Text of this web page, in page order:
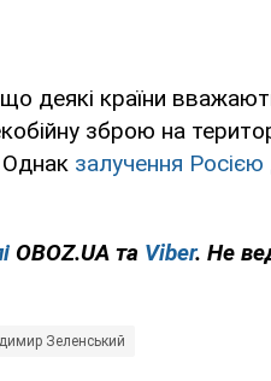
деякі країни
зброю на
Однак залучення Росією
OBOZ.UA та Viber. Не
Зеленський